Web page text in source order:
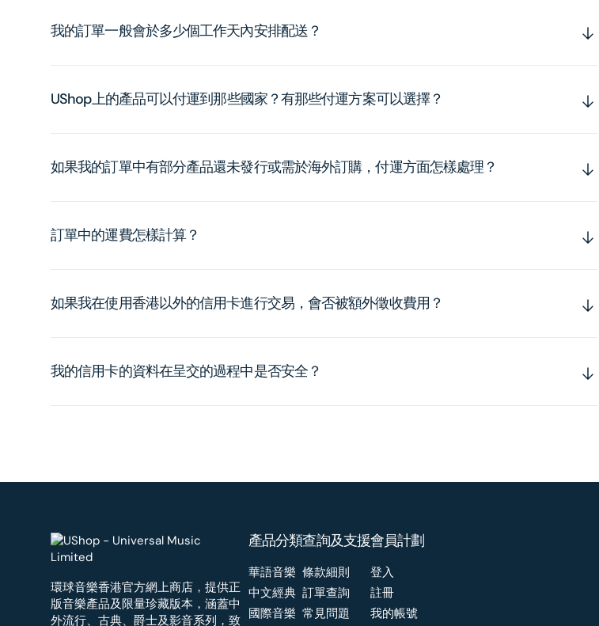
我的訂單一般會於多少個工作天內安排配送？
UShop上的產品可以付運到那些國家？有那些付運方案可以選擇？
如果我的訂單中有部分產品還未發行或需於海外訂購，付運方面怎樣處理？
訂單中的運費怎樣計算？
如果我在使用香港以外的信用卡進行交易，會否被額外徵收費用？
我的信用卡的資料在呈交的過程中是否安全？
環球音樂香港官方網上商店，提供正
版音樂產品及限量珍藏版本，涵蓋中
外流行、古典、爵士及影音系列，致
產品分類
華語音樂
中文經典
國際音樂
查詢及支援
條款細則
訂單查詢
常見問題
會員計劃
登入
註冊
我的帳號